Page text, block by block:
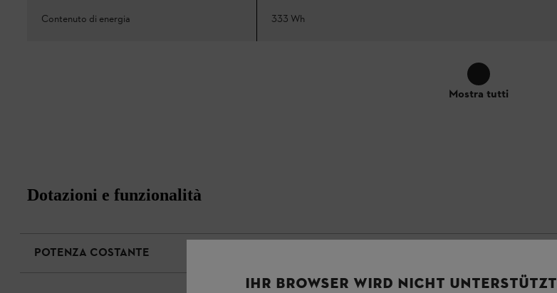
Contenuto di energia 333 Wh
Mostra tutti
Dotazioni e funzionalità
POTENZA COSTANTE
IHR BROWSER WIRD NICHT UNTERSTÜTZT